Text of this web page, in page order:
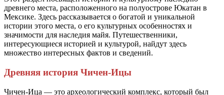
древнего места, расположенного на полуострове Юкатан в
Мексике. Здесь рассказывается о богатой и уникальной
истории этого места, о его культурных особенностях и
значимости для наследия майя. Путешественники,
интересующиеся историей и культурой, найдут здесь
множество интересных фактов и сведений.
Древняя история Чичен-Ицы
Чичен-Ица — это археологический комплекс, который был